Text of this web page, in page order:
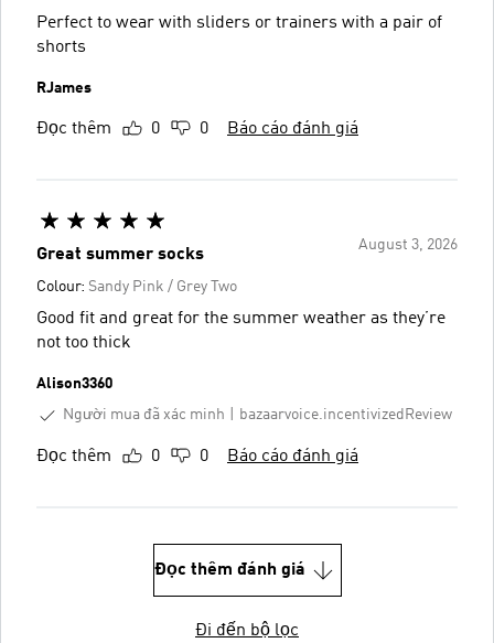
Perfect to wear with sliders or trainers with a pair of
shorts
RJames
Đọc thêm 0 0 Báo cáo đánh giá
August 3, 2026
Great summer socks
Colour: Sandy Pink / Grey Two
Good fit and great for the summer weather as they’re
not too thick
Alison3360
Người mua đã xác minh
bazaarvoice.incentivizedReview
Đọc thêm 0 0 Báo cáo đánh giá
Đọc thêm đánh giá
Đi đến bộ lọc